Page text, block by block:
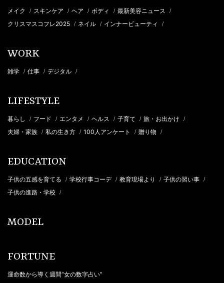
メイク / スキンケア / ヘア / ボディ / 最新美容ニュース /
クリスマスコフレ2025 / ネイル / インナービューティ /
WORK
雑学 / 仕事 / デジタル /
LIFESTYLE
暮らし / フード / エンタメ / ヘルス / 子育て / 旅・お出かけ /
夫婦・家族 / 私の生き方 / 100人アンケート / 贈り物 /
EDUCATION
子供の五感を育てる / 学校行事コーデ / 教育現場より / 子供の習い事 /
子供の進路・学校 /
MODEL
FORTUNE
運命数から導く週間“女の数字占い”